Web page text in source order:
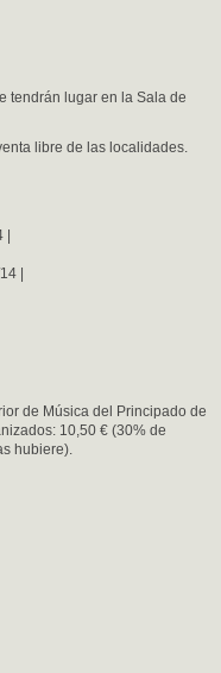
tendrán lugar en la Sala de
libre de las localidades.
|
de Música del Principado de
10,50 € (30% de
hubiere).